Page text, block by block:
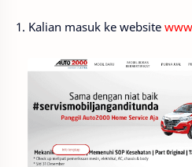
1. Kalian masuk ke website